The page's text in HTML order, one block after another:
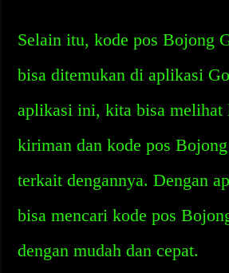
Selain itu, kode pos Bojong
bisa ditemukan di aplikasi
aplikasi ini, kita bisa melihat
kiriman dan kode pos
terkait dengannya. Dengan
bisa mencari kode pos
dengan mudah dan cepat.